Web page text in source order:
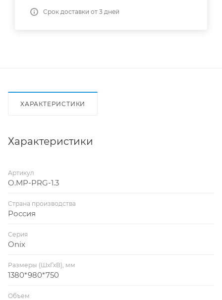
Срок доставки от 3 дней
ХАРАКТЕРИСТИКИ
Характеристики
Артикул
O.MP-PRG-1.3
Страна производства
Россия
Серия
Onix
Размеры (ШхГхВ), мм
1380*980*750
Объем